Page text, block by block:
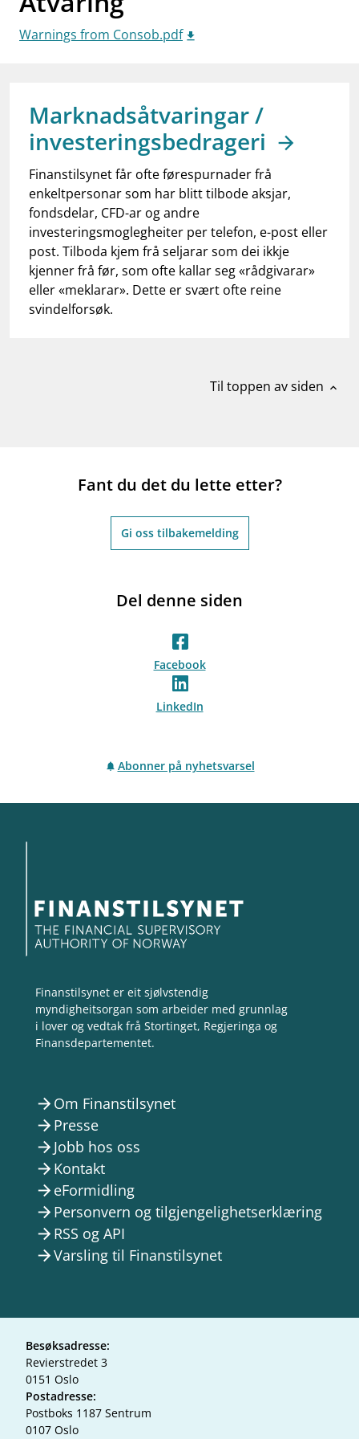
work_outlineJobb hos oss
dashboardInformasjon for investorer
Warnings from Consob.pdf
Marknadsåtvaringar /
investeringsbedrageri
Finanstilsynet får ofte førespurnader frå
enkeltpersonar som har blitt tilbode aksjar,
fondsdelar, CFD-ar og andre
investeringsmoglegheiter per telefon, e-post eller
post. Tilboda kjem frå seljarar som dei ikkje
kjenner frå før, som ofte kallar seg «rådgivarar»
eller «meklarar». Dette er svært ofte reine
svindelforsøk.
Til toppen av siden expand_less
Fant du det du lette etter?
Gi oss tilbakemelding
Del denne siden
Facebook
LinkedIn
Abonner på nyhetsvarsel
Finanstilsynet er eit sjølvstendig
myndigheitsorgan som arbeider med grunnlag
i lover og vedtak frå Stortinget, Regjeringa og
Finansdepartementet.
arrow_forward Om Finanstilsynet
arrow_forward Presse
arrow_forward Jobb hos oss
arrow_forward Kontakt
arrow_forward eFormidling
arrow_forward Personvern og tilgjengelighetserklæring
arrow_forward RSS og API
arrow_forwardVarsling til Finanstilsynet
Besøksadresse:
Revierstredet 3
0151 Oslo
Postadresse:
Postboks 1187 Sentrum
0107 Oslo